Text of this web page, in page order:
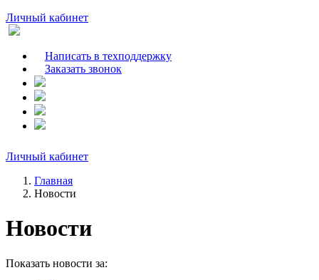
Личный кабинет
Написать в техподдержку
Заказать звонок
Личный кабинет
Главная
Новости
Новости
Показать новости за: